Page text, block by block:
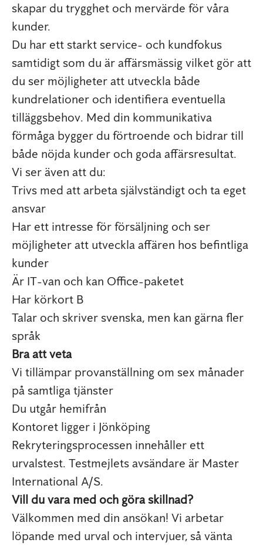
skapar du trygghet och mervärde för våra
kunder.
Du har ett starkt service- och kundfokus
samtidigt som du är affärsmässig vilket gör att
du ser möjligheter att utveckla både
kundrelationer och identifiera eventuella
tilläggsbehov. Med din kommunikativa
förmåga bygger du förtroende och bidrar till
både nöjda kunder och goda affärsresultat.
Vi ser även att du:
Trivs med att arbeta självständigt och ta eget
ansvar
Har ett intresse för försäljning och ser
möjligheter att utveckla affären hos befintliga
kunder
Är IT-van och kan Office-paketet
Har körkort B
Talar och skriver svenska, men kan gärna fler
språk
Bra att veta
Vi tillämpar provanställning om sex månader
på samtliga tjänster
Du utgår hemifrån
Kontoret ligger i Jönköping
Rekryteringsprocessen innehåller ett
urvalstest. Testmejlets avsändare är Master
International A/S.
Vill du vara med och göra skillnad?
Välkommen med din ansökan! Vi arbetar
löpande med urval och intervjuer, så vänta